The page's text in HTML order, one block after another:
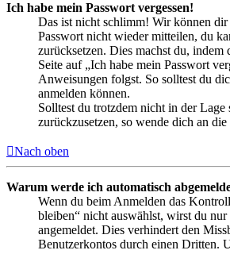
Ich habe mein Passwort vergessen!
Das ist nicht schlimm! Wir können dir
Passwort nicht wieder mitteilen, du
zurücksetzen. Dies machst du, indem
Seite auf „Ich habe mein Passwort
Anweisungen folgst. So solltest du
anmelden können.
Solltest du trotzdem nicht in der Lage
zurückzusetzen, so wende dich an
Nach oben
Warum werde ich automatisch
Wenn du beim Anmelden das
bleiben“ nicht auswählst, wirst du
angemeldet. Dies verhindert den
Benutzerkontos durch einen Dritten.